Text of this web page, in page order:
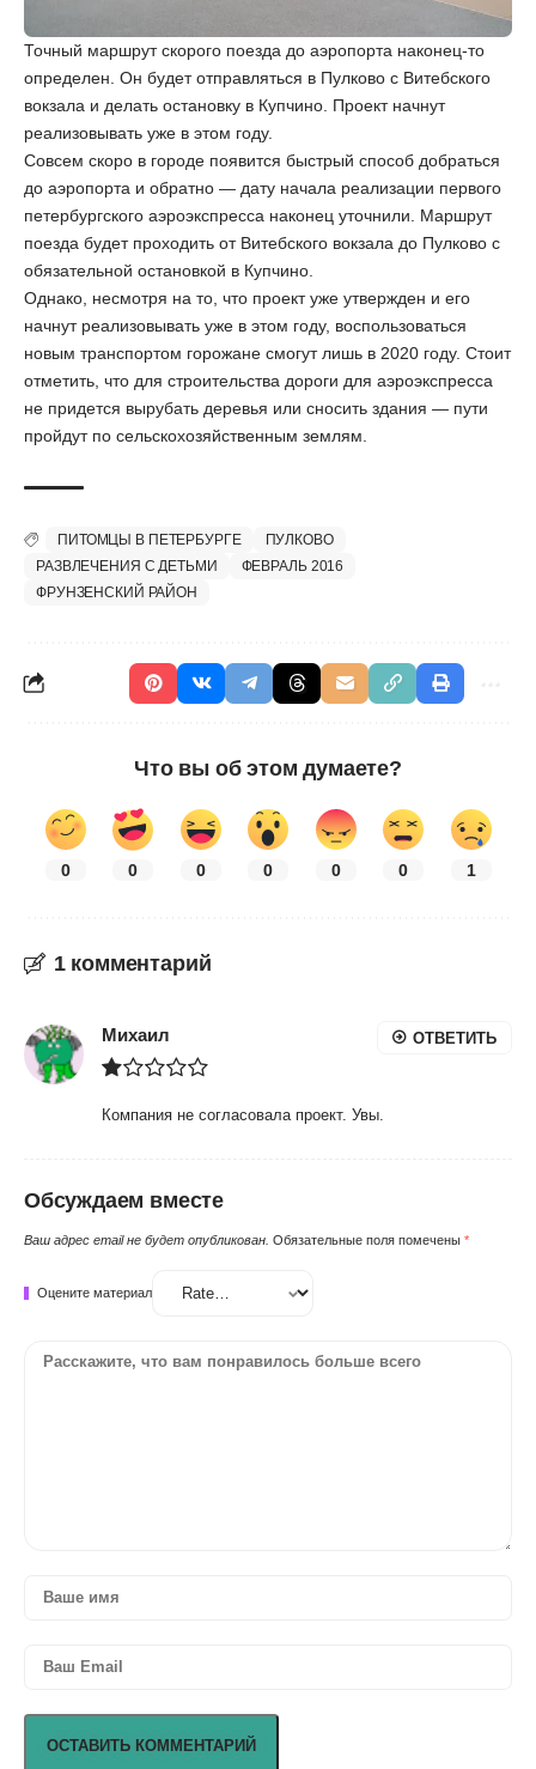
Точный маршрут скорого поезда до аэропорта наконец-то
определен. Он будет отправляться в Пулково с Витебского
вокзала и делать остановку в Купчино. Проект начнут
реализовывать уже в этом году.
Совсем скоро в городе появится быстрый способ добраться
до аэропорта и обратно — дату начала реализации первого
петербургского аэроэкспресса наконец уточнили. Маршрут
поезда будет проходить от Витебского вокзала до Пулково с
обязательной остановкой в Купчино.
Однако, несмотря на то, что проект уже утвержден и его
начнут реализовывать уже в этом году, воспользоваться
новым транспортом горожане смогут лишь в 2020 году. Стоит
отметить, что для строительства дороги для аэроэкспресса
не придется вырубать деревья или сносить здания — пути
пройдут по сельскохозяйственным землям.
ПИТОМЦЫ В ПЕТЕРБУРГЕ
ПУЛКОВО
РАЗВЛЕЧЕНИЯ С ДЕТЬМИ
ФЕВРАЛЬ 2016
ФРУНЗЕНСКИЙ РАЙОН
Что вы об этом думаете?
0 0 0 0 0 0 1
1 комментарий
Михаил
Компания не согласовала проект. Увы.
ОТВЕТИТЬ
Обсуждаем вместе
Ваш адрес email не будет опубликован. Обязательные поля помечены *
Оцените материал